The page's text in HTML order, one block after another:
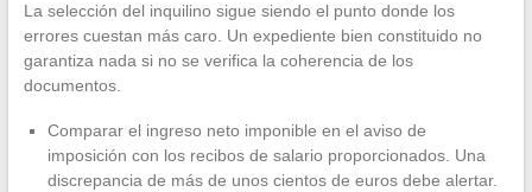
La selección del inquilino sigue siendo el punto donde los
errores cuestan más caro. Un expediente bien constituido no
garantiza nada si no se verifica la coherencia de los
documentos.
Comparar el ingreso neto imponible en el aviso de
imposición con los recibos de salario proporcionados. Una
discrepancia de más de unos cientos de euros debe alertar.